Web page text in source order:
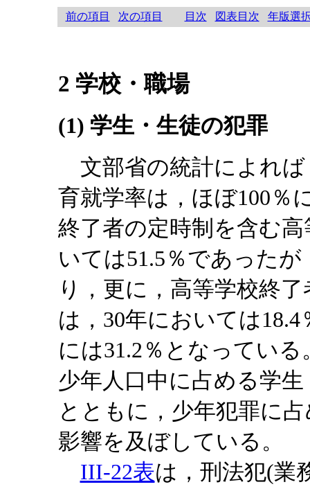
前の項目 次の項目 目次 図表目次 年版選
2 学校・職場
(1) 学生・生徒の犯罪
文部省の統計によれば
育就学率は，ほぼ100％
終了者の定時制を含む
いては51.5％であった
り，更に，高等学校終
は，30年においては
には31.2％となってい
少年人口中に占める学
とともに，少年犯罪に
影響を及ぼしている。
III-22表は，刑法犯(業